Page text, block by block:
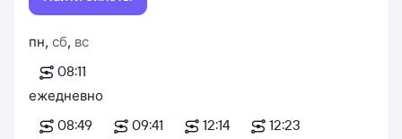
пн, сб, вс
08:11
ежедневно
08:49
09:41 12:14
12:23